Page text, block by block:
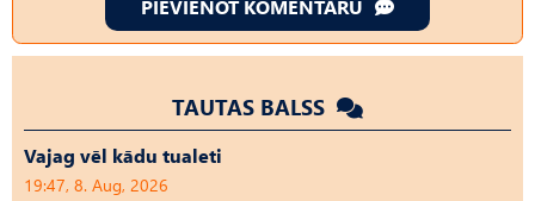
PIEVIENOT KOMENTĀRU
TAUTAS BALSS
Vajag vēl kādu tualeti
19:47, 8. Aug, 2026